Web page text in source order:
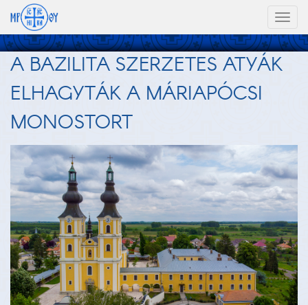
A BAZILITA SZERZETES ATYÁK
ELHAGYTÁK A MÁRIAPÓCSI
MONOSTORT